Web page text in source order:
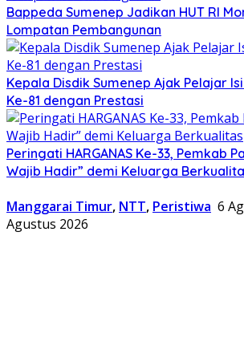
Bappeda Sumenep Jadikan HUT RI
Lompatan Pembangunan
Kepala Disdik Sumenep Ajak Pelajar
Ke-81 dengan Prestasi
Peringati HARGANAS Ke-33, Pemkab
Wajib Hadir” demi Keluarga
Manggarai Timur, NTT, Peristiwa 6
Agustus 2026